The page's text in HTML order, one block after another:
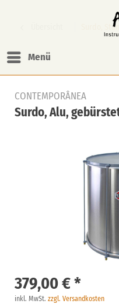
Menü
Surdo,
CONTEMPORÂNEA
Surdo, Alu,
379,00 € *
inkl. MwSt. zzgl. Versandkosten